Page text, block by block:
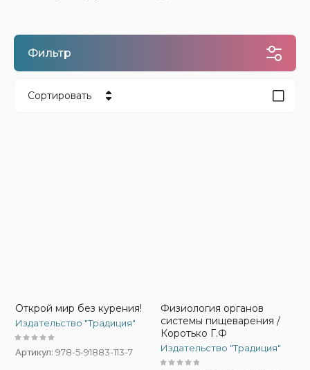
Фильтр
Сортировать
Открой мир без курения!
Издательство "Традиция"
Артикул: 978-5-91883-113-7
Физиология органов
системы пищеварения /
Коротько Г.Ф
Издательство "Традиция"